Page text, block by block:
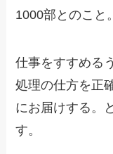
1000部とのこと。
仕事をすすめる
処理の仕方を正
にお届けする。
す。